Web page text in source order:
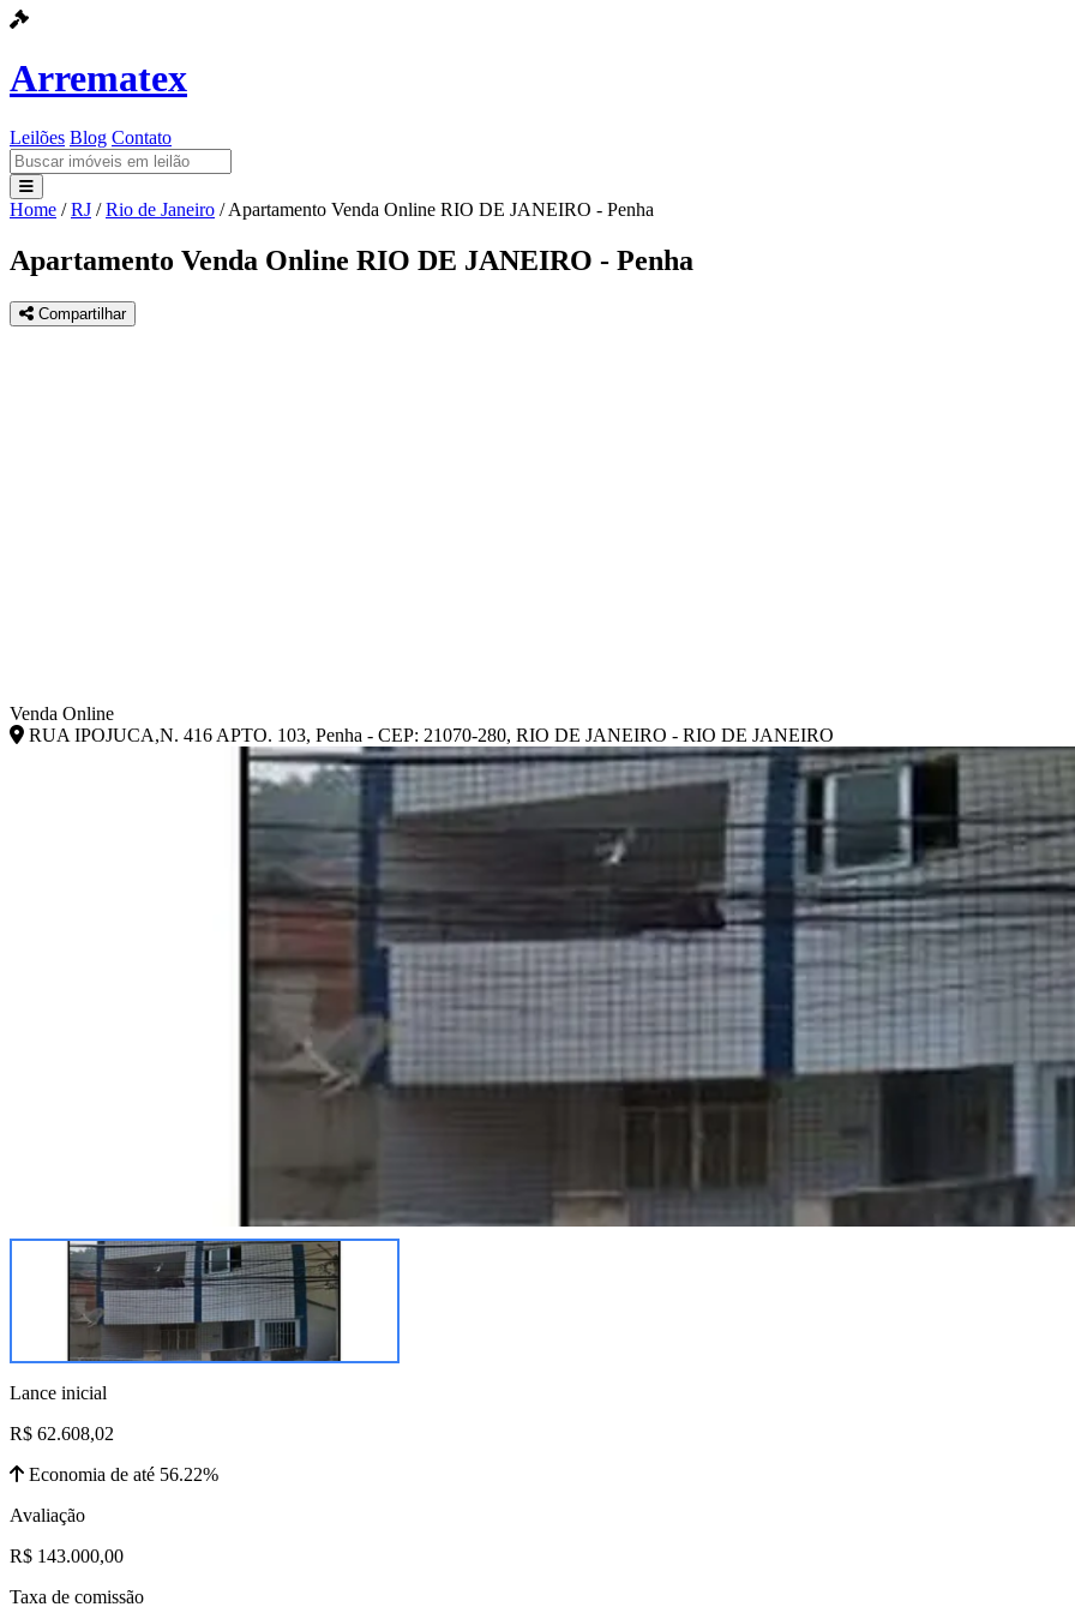
Arrematex
Leilões Blog Contato
Leilões
Blog
Contato
Home / RJ / Rio de Janeiro / Apartamento Venda Online RIO DE JANEIRO - Penha
Apartamento Venda Online RIO DE JANEIRO - Penha
Compartilhar
Venda Online
RUA IPOJUCA,N. 416 APTO. 103, Penha - CEP: 21070-280, RIO DE JANEIRO - RIO DE JANEIRO
Lance inicial
R$ 62.608,02
Economia de até 56.22%
Avaliação
R$ 143.000,00
Taxa de comissão